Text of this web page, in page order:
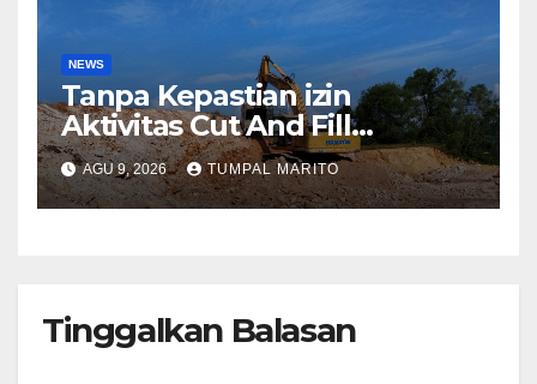
NEWS
Tanpa Kepastian izin
Aktivitas Cut And Fill
Sekupang Ganggu warga
dan Pengguna jalan
AGU 9, 2026 TUMPAL MARITO
Tinggalkan Balasan